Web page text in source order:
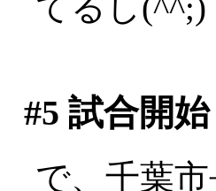
てるし(^^;)
#5 試合開始
で、千葉